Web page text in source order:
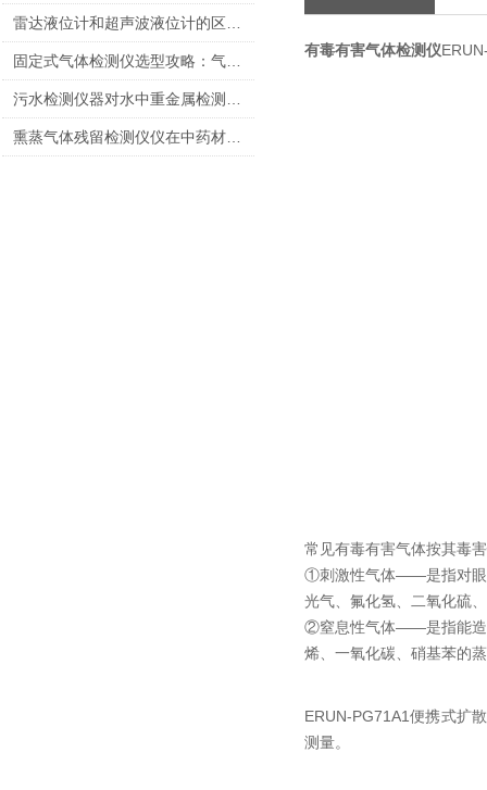
有毒有害气体检测仪
常见有毒有害气体按其毒
①刺激性气体——是指对眼
光气、氟化氢、二氧化硫
②窒息性气体——是指能造
烯、一氧化碳、硝基苯的
ERUN-PG71A1便携式扩
测量。